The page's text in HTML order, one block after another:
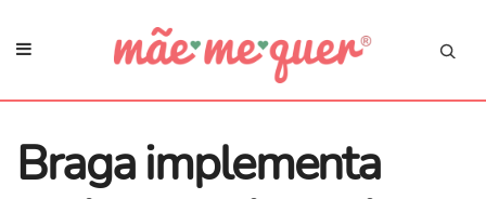
Braga implementa